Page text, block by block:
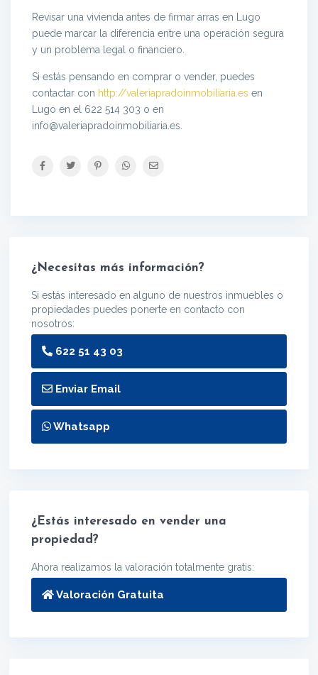
Revisar una vivienda antes de firmar arras en Lugo
puede marcar la diferencia entre una operación segura
y un problema legal o financiero.
Si estás pensando en comprar o vender, puedes
contactar con http://valeriapradoinmobiliaria.es en
Lugo en el 622 514 303 o en
info@valeriapradoinmobiliaria.es.
¿Necesitas más información?
Si estás interesado en alguno de nuestros inmuebles o
propiedades puedes ponerte en contacto con
nosotros:
622 51 43 03
Enviar Email
Whatsapp
¿Estás interesado en vender una
propiedad?
Ahora realizamos la valoración totalmente gratis:
Valoración Gratuita